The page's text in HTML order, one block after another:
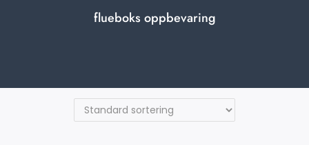
flueboks oppbevaring